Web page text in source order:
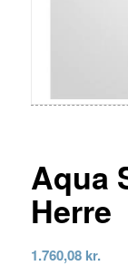
Aqua
Herre
1.760,08 kr.